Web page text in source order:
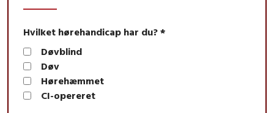
Hvilket hørehandicap har du? *
Døvblind
Døv
Hørehæmmet
CI-opereret